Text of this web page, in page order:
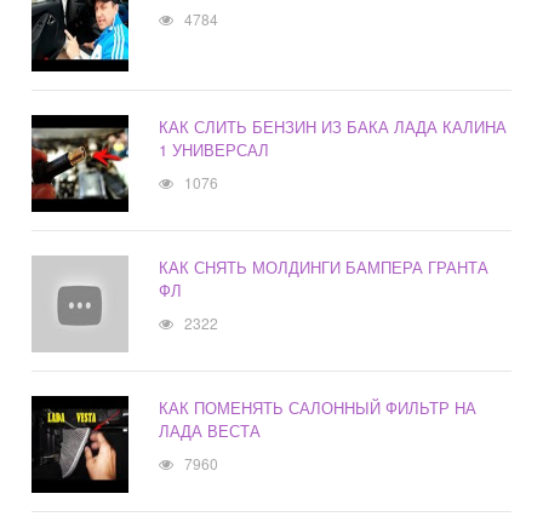
4784
КАК СЛИТЬ БЕНЗИН ИЗ БАКА ЛАДА КАЛИНА
1 УНИВЕРСАЛ
1076
КАК СНЯТЬ МОЛДИНГИ БАМПЕРА ГРАНТА
ФЛ
2322
КАК ПОМЕНЯТЬ САЛОННЫЙ ФИЛЬТР НА
ЛАДА ВЕСТА
7960